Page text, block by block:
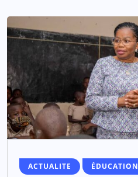
ACTUALITE ÉDUCATION